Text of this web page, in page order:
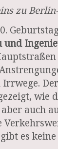
zu
und
auch
es